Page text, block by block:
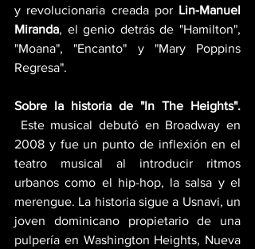
y revolucionaria creada por Lin-Manuel
Miranda, el genio detrás de "Hamilton",
"Moana", "Encanto" y "Mary Poppins
Regresa".
Este musical debutó en Broadway en
2008 y fue un punto de inflexión en el
teatro musical al introducir ritmos
urbanos como el hip-hop, la salsa y el
merengue. La historia sigue a Usnavi, un
joven dominicano propietario de una
pulpería en Washington Heights, Nueva